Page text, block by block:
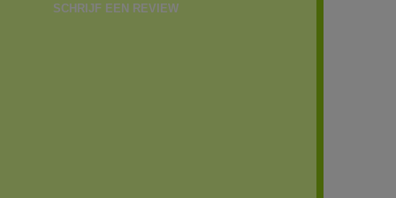
SCHRIJF EEN REVIEW